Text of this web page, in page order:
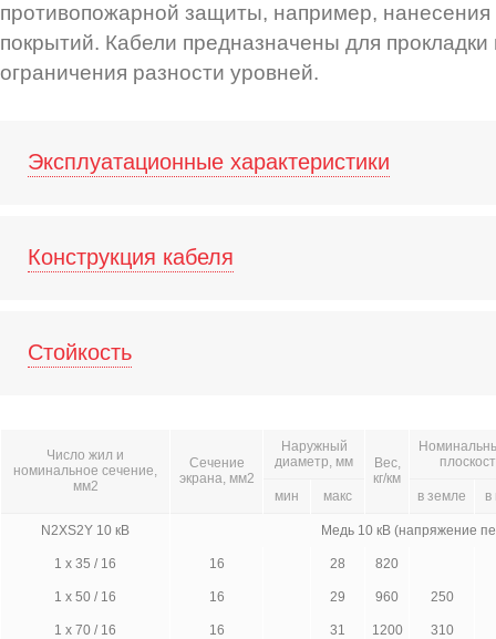
противопожарной защиты, например,
покрытий. Кабели предназначены для прокладки
ограничения разности уровней.
Эксплуатационные характеристики
Конструкция кабеля
Стойкость
Число жил и
номинальное сечение,
мм2
Сечение
экрана, мм2
Наружный
диаметр, мм
Вес,
кг/км
мин макс в земле в
N2XS2Y 10 кВ Медь 10 кВ (напряжение
1 x 35 / 16 16 28 820
1 x 50 / 16 16 29 960 250
1 x 70 / 16 16 31 1200 310